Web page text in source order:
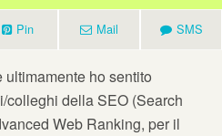
Pin Mail SMS
ultimamente ho sentito
colleghi della SEO (Search
Web Ranking, per il